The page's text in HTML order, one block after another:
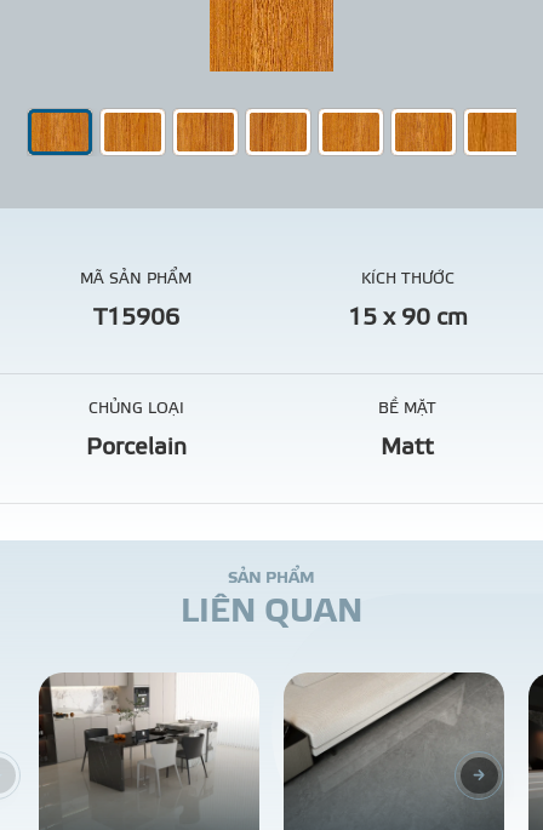
MÃ SẢN PHẨM
T15906
KÍCH THƯỚC
15 x 90 cm
CHỦNG LOẠI
Porcelain
BỀ MẶT
Matt
SẢN PHẨM
LIÊN QUAN